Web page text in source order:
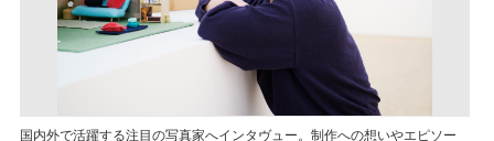
国内外で活躍する注目の写真家へインタヴュー。制作への想いやエピソー